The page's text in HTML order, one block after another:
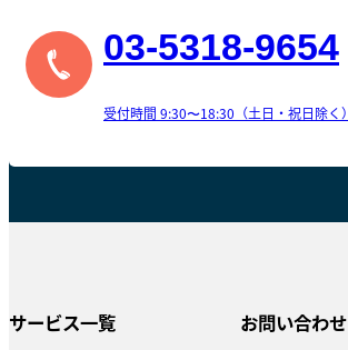
03-5318-9654
受付時間 9:30〜18:30（土日・祝日除く）
サービス一覧 お問い合わせ